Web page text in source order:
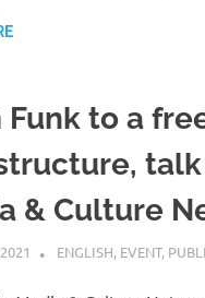
Funk to a
talk
& Culture
VGRASS
ENGLISH, EVENT,